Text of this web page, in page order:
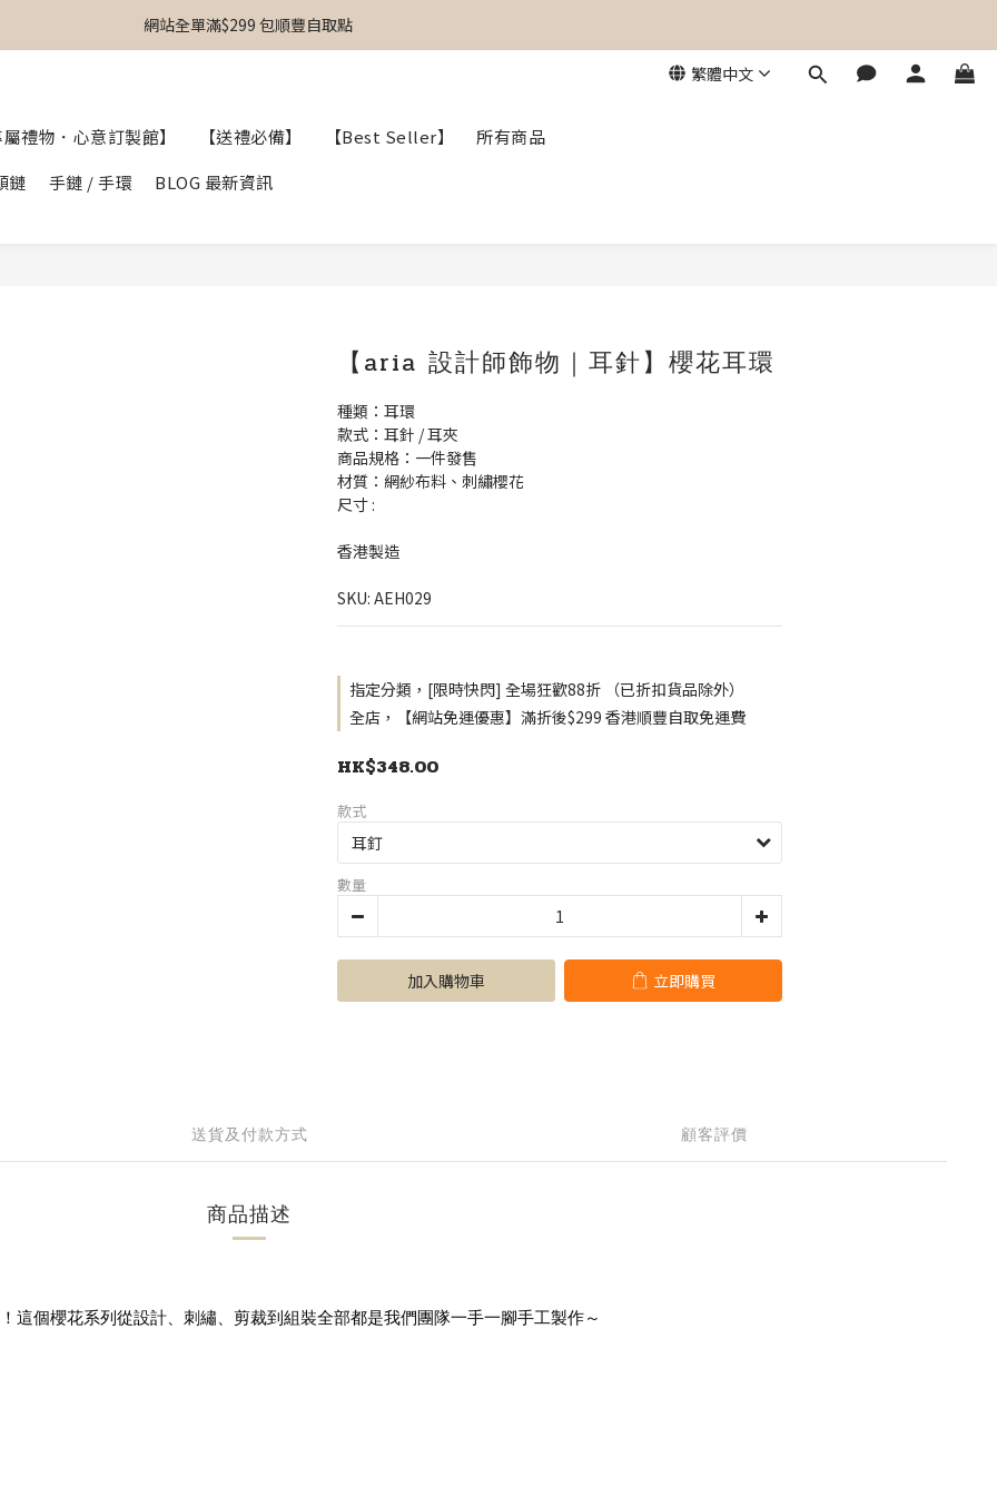
屬禮物｜個人化送禮｜日韓飾物｜啟德Airside｜MOKO新世紀｜銅鑼灣東角Laforet｜葵芳葵涌廣場】
網站全單滿$299 包順豐自取點
繁體中文
禮物．心意訂製館】 【送禮必備】 【Best Seller】
所有商品
鏈
手鏈 / 手環 BLOG 最新資訊
【aria 設計師飾物｜耳針】櫻花耳環
種類：耳環
款式：耳針 / 耳夾
商品規格：一件發售
材質：網紗布料、刺繡櫻花
尺寸 :
香港製造
SKU: AEH029
指定分類，[限時快閃] 全場狂歡88折 （已折扣貨品除外）
全店，【網站免運優惠】滿折後$299 香港順豐自取免運費
HK$348.00
款式
數量
加入購物車 立即購買
送貨及付款方式 顧客評價
商品描述
個櫻花系列從設計、刺繡、剪裁到組裝全部都是我們團隊一手一腳手工製作～